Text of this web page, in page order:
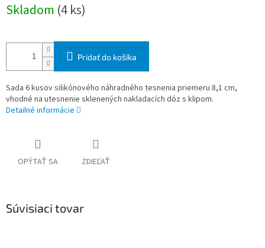
cena:
Skladom (4 ks)
Pridať do košíka
Sada 6 kusov silikónového náhradného tesnenia priemeru 8,1 cm,
vhodné na utesnenie sklenených nakladacích dóz s klipom.
Detailné informácie
OPÝTAŤ SA ZDIEĽAŤ
Súvisiaci tovar